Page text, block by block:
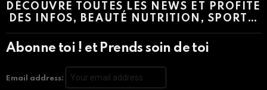
DÉCOUVRE TOUTES LES NEWS ET PROFITE
DES INFOS, BEAUTÉ NUTRITION, SPORT…
Abonne toi ! et Prends soin de toi
Email address: